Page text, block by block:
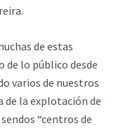
de estas
de lo público desde
varios de nuestros
la explotación de
“centros de